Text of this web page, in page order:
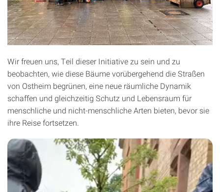
Wir freuen uns, Teil dieser Initiative zu sein und zu
beobachten, wie diese Bäume vorübergehend die Straßen
von Ostheim begrünen, eine neue räumliche Dynamik
schaffen und gleichzeitig Schutz und Lebensraum für
menschliche und nicht-menschliche Arten bieten, bevor sie
ihre Reise fortsetzen.